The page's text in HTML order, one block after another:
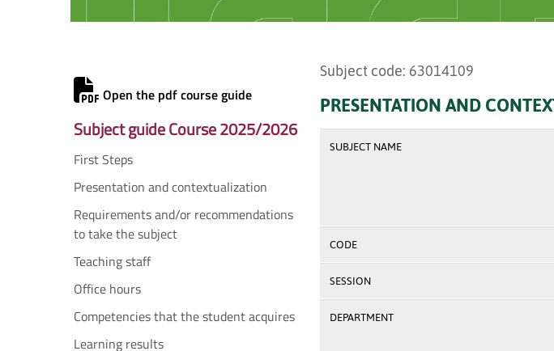
Open the pdf course guide
Subject guide Course 2025/2026
First Steps
Presentation and contextualization
Requirements and/or recommendations
to take the subject
Teaching staff
Office hours
Competencies that the student acquires
Learning results
Subject code: 63014109
PRESENTATION AND
SUBJECT NAME
CODE
SESSION
DEPARTMENT